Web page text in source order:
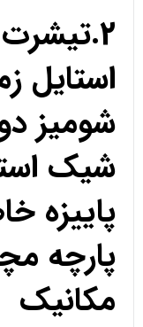
استایل
شومیز
شیک
پاییزه
پارچه
مکانیک